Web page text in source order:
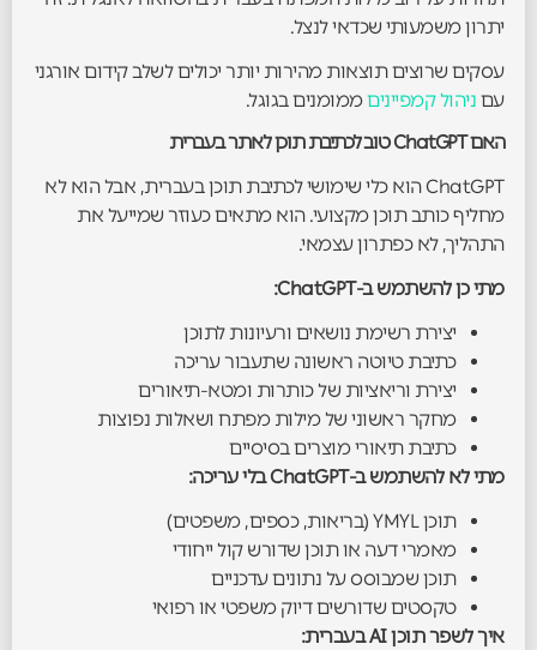
יתרון משמעותי שכדאי לנצל.
עסקים שרוצים תוצאות מהירות יותר יכולים לשלב קידום אורגני
עם ניהול קמפייניםממומנים בגוגל.
האם ChatGPT טוב לכתיבת תוכן לאתר בעברית
ChatGPT הוא כלי שימושי לכתיבת תוכן בעברית, אבל הוא לא
מחליף כותב תוכן מקצועי. הוא מתאים כעוזר שמייעל את
התהליך, לא כפתרון עצמאי.
מתי כן להשתמש ב-ChatGPT:
יצירת רשימת נושאים ורעיונות לתוכן
כתיבת טיוטה ראשונה שתעבור עריכה
יצירת וריאציות של כותרות ומטא-תיאורים
מחקר ראשוני של מילות מפתח ושאלות נפוצות
כתיבת תיאורי מוצרים בסיסיים
מתי לא להשתמש ב-ChatGPT בלי עריכה:
תוכן YMYL (בריאות, כספים, משפטים)
מאמרי דעה או תוכן שדורש קול ייחודי
תוכן שמבוסס על נתונים עדכניים
טקסטים שדורשים דיוק משפטי או רפואי
איך לשפר תוכן AI בעברית: